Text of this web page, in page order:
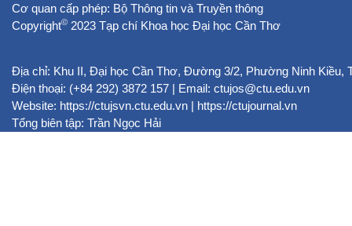
Cơ quan cấp phép: Bộ Thông tin và Truyền thông
Copyright© 2023 Tạp chí Khoa học Đại học Cần Thơ
Địa chỉ: Khu II, Đại học Cần Thơ, Đường 3/2, Phường Ninh Kiều,
Điện thoại: (+84 292) 3872 157 | Email: ctujos@ctu.edu.vn
Website: https://ctujsvn.ctu.edu.vn | https://ctujournal.vn
Tổng biên tập: Trần Ngọc Hải